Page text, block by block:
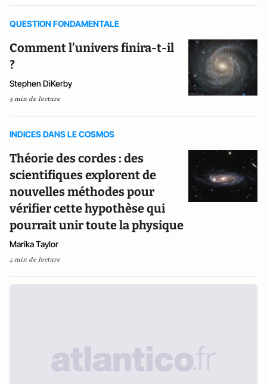
QUESTION FONDAMENTALE
Comment l’univers finira-t-il
?
Stephen DiKerby
5 min de lecture
INDICES DANS LE COSMOS
Théorie des cordes : des
scientifiques explorent de
nouvelles méthodes pour
vérifier cette hypothèse qui
pourrait unir toute la physique
Marika Taylor
5 min de lecture